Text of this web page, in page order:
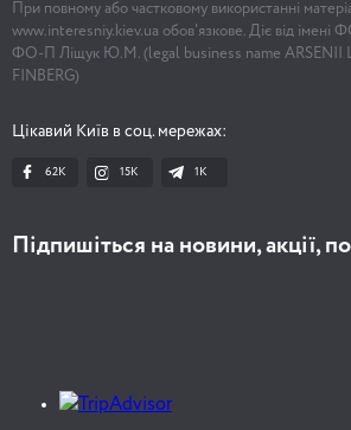
При повному або частковому використанні
www.interesniy.kiev.ua обов'язкове. Діє від
ФО-П Ліщук Ю.М. (legal business name ARSENII
FINBERG)
Цікавий Київ в соц. мережах:
62K 15K 1К
Підпишіться на новини, акції,